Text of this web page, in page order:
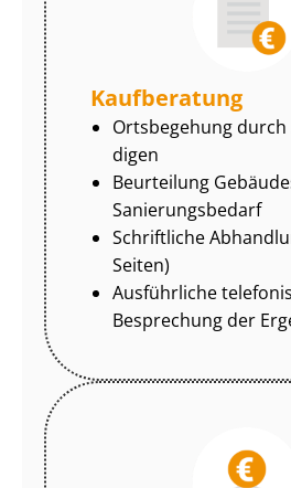
Kaufberatung
Ortsbegehung
di­gen
Beurteilung
Sa­nie­rungs­be­darf
Schriftliche
Seiten)
Ausführliche
Besprechung der